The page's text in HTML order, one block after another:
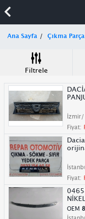
Ana Sayfa Çıkma Parça
Filtrele
İzmir/
Fiyat:
Fiyat:
OEM